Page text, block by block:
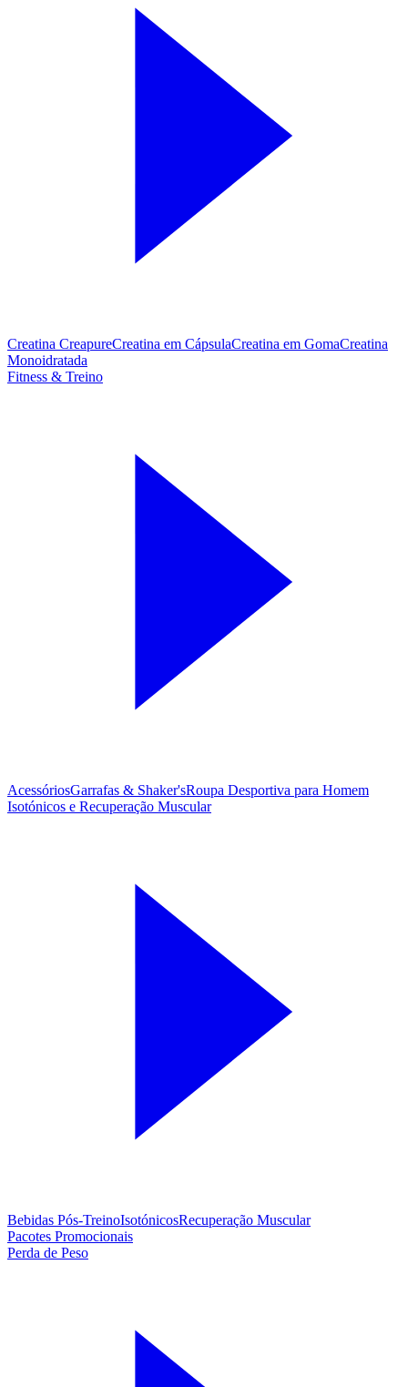
Creatina CreapureCreatina em CápsulaCreatina em GomaCreatina
Monoidratada
Fitness & Treino
AcessóriosGarrafas & Shaker'sRoupa Desportiva para Homem
Isotónicos e Recuperação Muscular
Bebidas Pós-TreinoIsotónicosRecuperação Muscular
Pacotes Promocionais
Perda de Peso